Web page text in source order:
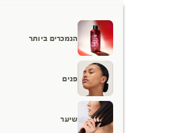
הנמכרים ביותר
פנים
שיער